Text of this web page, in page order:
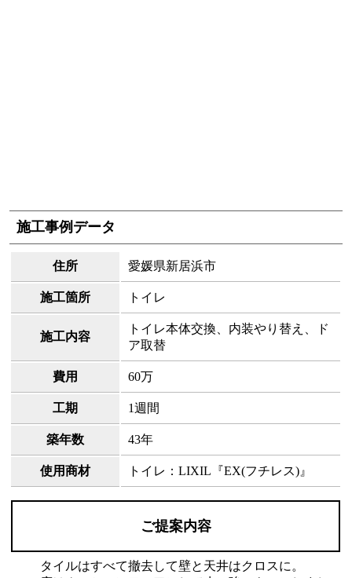
施工事例データ
住所 愛媛県新居浜市
施工箇所 トイレ
施工内容
トイレ本体交換、内装やり替え、ド
ア取替
費用 60万
工期 1週間
築年数 43年
使用商材 トイレ：LIXIL『EX(フチレス)』
ご提案内容
タイルはすべて撤去して壁と天井はクロスに。